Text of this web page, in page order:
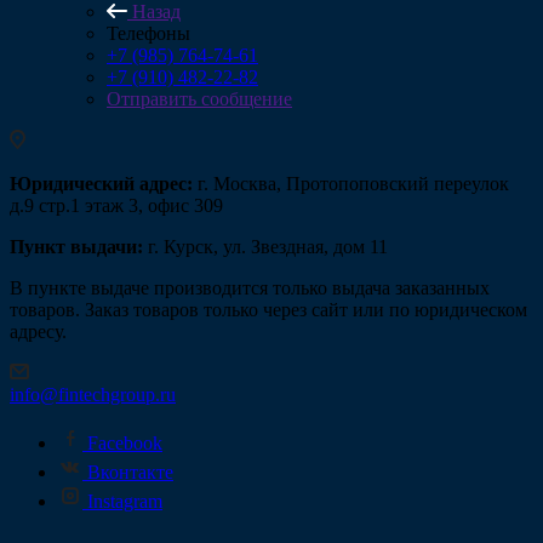
Назад
Телефоны
+7 (985) 764-74-61
+7 (910) 482-22-82
Отправить сообщение
Юридический адрес: г. Москва, Протопоповский переулок
д.9 стр.1 этаж 3, офис 309
Пункт выдачи: г. Курск, ул. Звездная, дом 11
В пункте выдаче производится только выдача заказанных
товаров. Заказ товаров только через сайт или по юридическом
адресу.
info@fintechgroup.ru
Facebook
Вконтакте
Instagram